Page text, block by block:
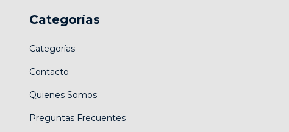
Categorías
Categorías
Contacto
Quienes Somos
Preguntas Frecuentes